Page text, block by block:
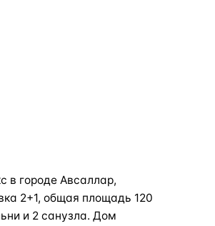
в городе Авсаллар,
2+1, общая площадь 120
и 2 санузла. Дом